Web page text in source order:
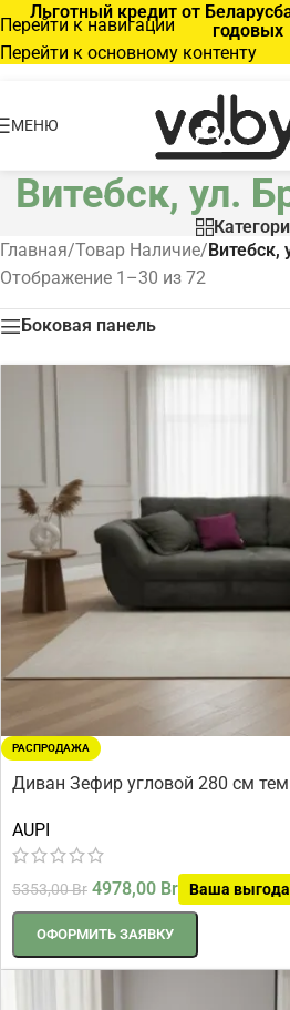
Перейти к навигации
Перейти к основному контенту
Льготный кредит от
годовых
МЕНЮ
Витебск, ул.
Главная/Товар Наличие/Витебск,
Отображение 1–30 из 72
Боковая панель
РАСПРОДАЖА
Диван Зефир угловой 280 см
AUPI
5353,00Br 4978,00 Br Ваша
ОФОРМИТЬ ЗАЯВКУ